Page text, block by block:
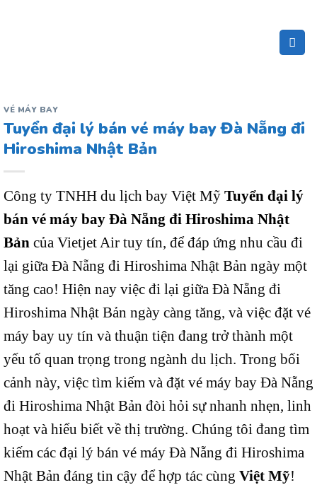
VÉ MÁY BAY
Tuyển đại lý bán vé máy bay Đà Nẵng đi
Hiroshima Nhật Bản
Công ty TNHH du lịch bay Việt Mỹ Tuyển đại lý
bán vé máy bay Đà Nẵng đi Hiroshima Nhật
Bản của Vietjet Air tuy tín, để đáp ứng nhu cầu đi
lại giữa Đà Nẵng đi Hiroshima Nhật Bản ngày một
tăng cao! Hiện nay việc đi lại giữa Đà Nẵng đi
Hiroshima Nhật Bản ngày càng tăng, và việc đặt vé
máy bay uy tín và thuận tiện đang trở thành một
yếu tố quan trọng trong ngành du lịch. Trong bối
cảnh này, việc tìm kiếm và đặt vé máy bay Đà Nẵng
đi Hiroshima Nhật Bản đòi hỏi sự nhanh nhẹn, linh
hoạt và hiểu biết về thị trường. Chúng tôi đang tìm
kiếm các đại lý bán vé máy Đà Nẵng đi Hiroshima
Nhật Bản đáng tin cậy để hợp tác cùng Việt Mỹ!